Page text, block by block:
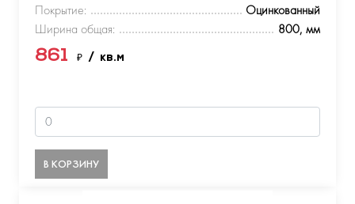
Покрытие:
Оцинкованный
Ширина общая:
800, мм
861 ₽ / кв.м
В КОРЗИНУ